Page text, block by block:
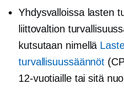
Yhdysvalloissa lasten
liittovaltion
kutsutaan nimellä
turvallisuussäännöt
12-vuotiaille tai sitä